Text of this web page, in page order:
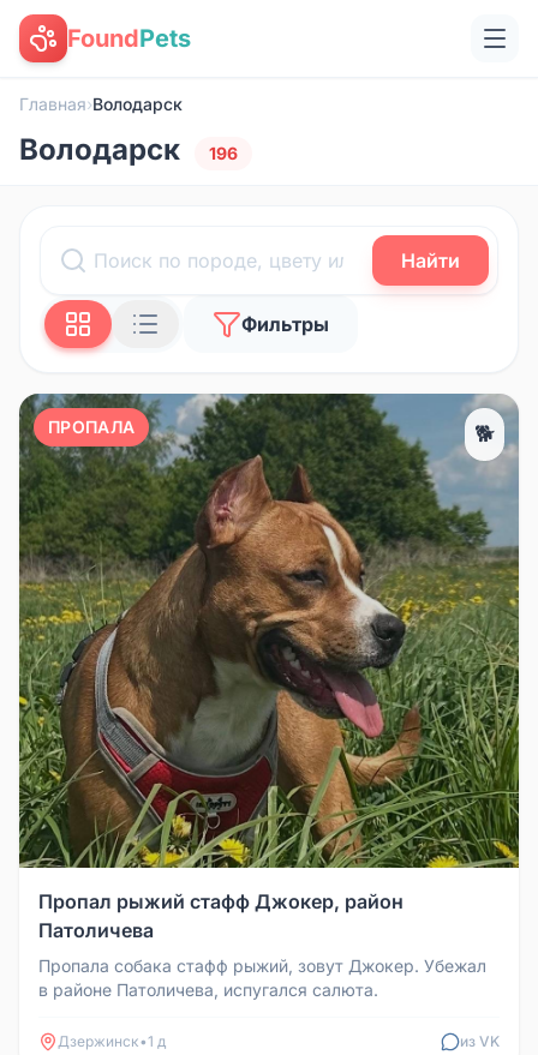
FoundPets
Главная›Володарск
Володарск 196
Найти
Фильтры
ПРОПАЛА 🐕
Пропал рыжий стафф Джокер, район
Патоличева
Пропала собака стафф рыжий, зовут Джокер. Убежал
в районе Патоличева, испугался салюта.
Дзержинск•1 д из VK